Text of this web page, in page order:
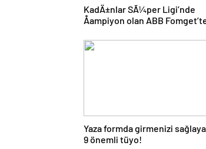
KadÄ±nlar SÃ¼per Ligi’nde
Åampiyon olan ABB
Yaza formda girmenizi
9 önemli tüyo!